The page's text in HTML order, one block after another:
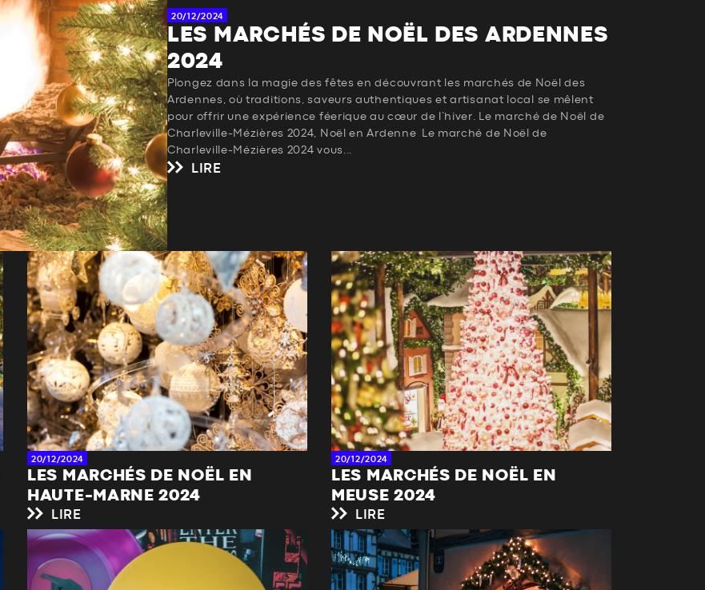
20/12/2024
LES MARCHÉS DE NOËL DES ARDENNES
2024
Plongez dans la magie des fêtes en découvrant les marchés de Noël des
Ardennes, où traditions, saveurs authentiques et artisanat local se mêlent
pour offrir une expérience féerique au cœur de l’hiver. Le marché de Noël de
Charleville-Mézières 2024, Noël en Ardenne Le marché de Noël de
Charleville-Mézières 2024 vous...
LIRE
20/12/2024
LES MARCHÉS DE NOËL EN
HAUTE-MARNE 2024
LIRE
20/12/2024
LES MARCHÉS DE NOËL EN
MEUSE 2024
LIRE